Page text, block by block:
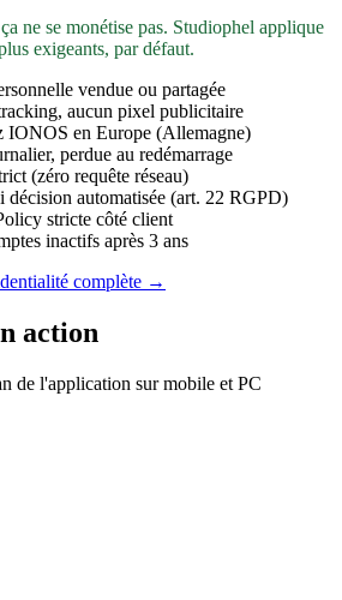
ne se monétise pas. Studiophel applique
exigeants, par défaut.
vendue ou partagée
aucun pixel publicitaire
IONOS en Europe (Allemagne)
perdue au redémarrage
(zéro requête réseau)
automatisée (art. 22 RGPD)
stricte côté client
inactifs après 3 ans
complète →
action
de l'application sur mobile et PC